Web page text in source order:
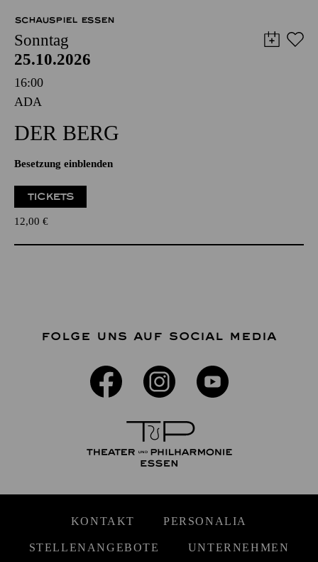
SCHAUSPIEL ESSEN
Sonntag
25.10.2026
16:00
ADA
DER BERG
Besetzung einblenden
TICKETS
12,00 €
FOLGE UNS AUF SOCIAL MEDIA
KONTAKT PERSONALIA
STELLENANGEBOTE UNTERNEHMEN